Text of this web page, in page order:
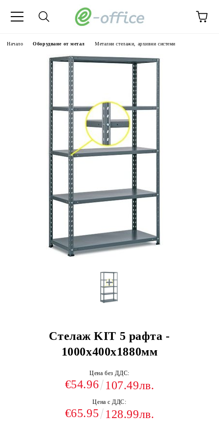
Начало Оборудване от метал Метални стелажи, архивни системи
Стелаж KIT 5 рафта -
1000x400x1880мм
Цена без ДДС:
€54.96 107.49лв.
Цена с ДДС:
€65.95 128.99лв.